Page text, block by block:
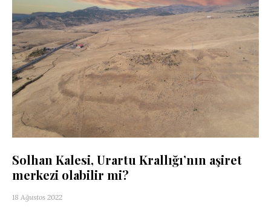
Solhan Kalesi, Urartu Krallığı’nın aşiret
merkezi olabilir mi?
18 Ağustos 2022